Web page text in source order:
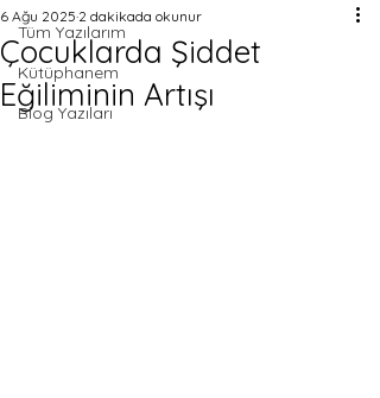
Tüm Yazılarım
Kütüphanem
Blog Yazıları
Çocuklarda Şiddet
Eğiliminin Artışı
6 Ağu 2025 2 dakikada okunur